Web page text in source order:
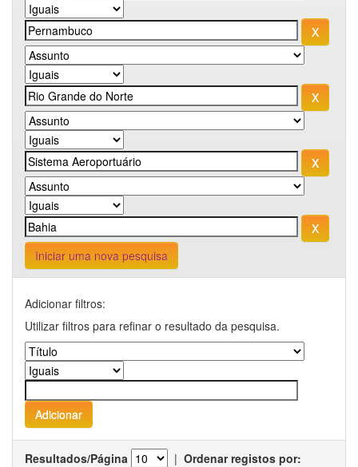
Iniciar uma nova pesquisa
Adicionar filtros:
Utilizar filtros para refinar o resultado da pesquisa.
Resultados/Página | Ordenar registos por: